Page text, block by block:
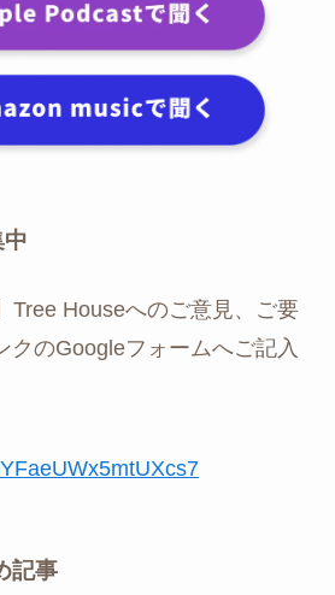
Tree Houseへのご意見、ご要
クのGoogleフォームへご記入
記事